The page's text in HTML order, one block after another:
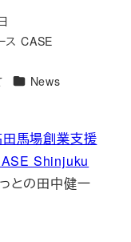
ス CASE
カ
リ
ー
News
馬場創業支援
Shinjuku
との田中健一